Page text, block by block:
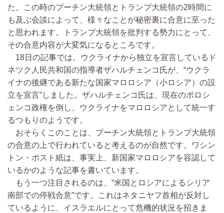
た。この時のプーチン大統領とトランプ大統領の2時間に
も及ぶ会談によって、様々なことが秘密裏に合意に至った
と思われます。トランプ大統領を批判する勢力にとって、
その合意内容が大変気になるところです。
18日の記事では、ウクライナから独立を宣言しているド
ネツク人民共和国の指導者ザハルチェンコ氏が、“ウクラ
イナの後継である新たな国家マロロシア（小ロシア）の設
立を宣言”しました。ザハルチェンコ氏は、現在のポロシ
ェンコ政権を倒し、ウクライナをマロロシアとして統一す
るつもりのようです。
おそらくこのことは、プーチン大統領とトランプ大統領
の合意の上で行われていると考えるのが自然です。ワシン
トン・ポスト紙は、事実上、新国家マロロシアを容認して
いるかのような記事を書いています。
もう一つ注目されるのは、“米国とロシアによるシリア
南部での停戦合意”です。これはネタニヤフ首相が反対し
ているように、イスラエルにとって危機的状況を招きま